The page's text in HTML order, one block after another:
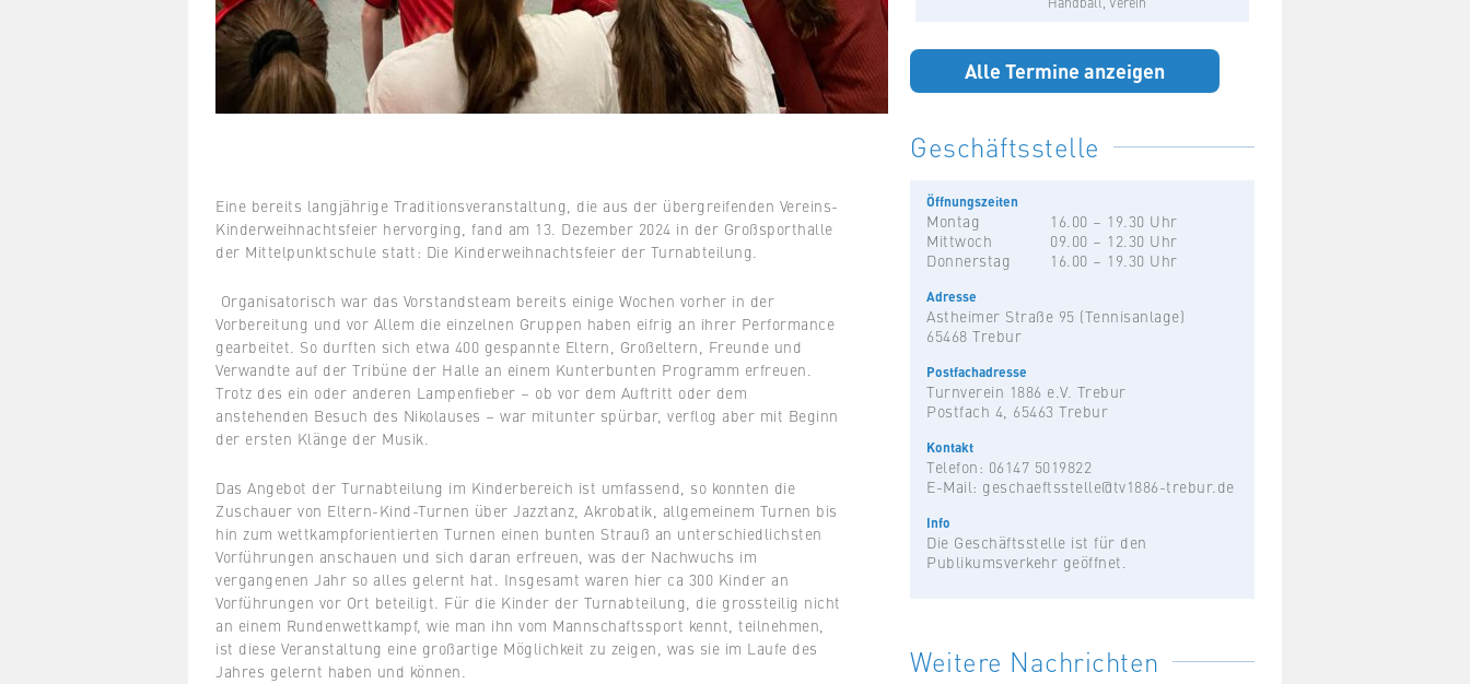
Eine bereits langjährige Traditionsveranstaltung, die aus der übergreifenden Vereins-
Kinderweihnachtsfeier hervorging, fand am 13. Dezember 2024 in der Großsporthalle
der Mittelpunktschule statt: Die Kinderweihnachtsfeier der Turnabteilung.
Organisatorisch war das Vorstandsteam bereits einige Wochen vorher in der
Vorbereitung und vor Allem die einzelnen Gruppen haben eifrig an ihrer Performance
gearbeitet. So durften sich etwa 400 gespannte Eltern, Großeltern, Freunde und
Verwandte auf der Tribüne der Halle an einem Kunterbunten Programm erfreuen.
Trotz des ein oder anderen Lampenfieber – ob vor dem Auftritt oder dem
anstehenden Besuch des Nikolauses – war mitunter spürbar, verflog aber mit Beginn
der ersten Klänge der Musik.
Das Angebot der Turnabteilung im Kinderbereich ist umfassend, so konnten die
Zuschauer von Eltern-Kind-Turnen über Jazztanz, Akrobatik, allgemeinem Turnen bis
hin zum wettkampforientierten Turnen einen bunten Strauß an unterschiedlichsten
Vorführungen anschauen und sich daran erfreuen, was der Nachwuchs im
vergangenen Jahr so alles gelernt hat. Insgesamt waren hier ca 300 Kinder an
Vorführungen vor Ort beteiligt. Für die Kinder der Turnabteilung, die grossteilig nicht
an einem Rundenwettkampf, wie man ihn vom Mannschaftssport kennt, teilnehmen,
ist diese Veranstaltung eine großartige Möglichkeit zu zeigen, was sie im Laufe des
Jahres gelernt haben und können.
Alle Termine anzeigen
Geschäftsstelle
Öffnungszeiten
Montag
16.00 – 19.30 Uhr
Mittwoch
09.00 – 12.30 Uhr
Donnerstag
16.00 – 19.30 Uhr
Adresse
Astheimer Straße 95 (Tennisanlage)
65468 Trebur
Postfachadresse
Turnverein 1886 e.V. Trebur
Postfach 4, 65463 Trebur
Kontakt
Telefon: 06147 5019822
E-Mail: geschaeftsstelle@tv1886-trebur.de
Info
Die Geschäftsstelle ist für den
Publikumsverkehr geöffnet.
Weitere Nachrichten